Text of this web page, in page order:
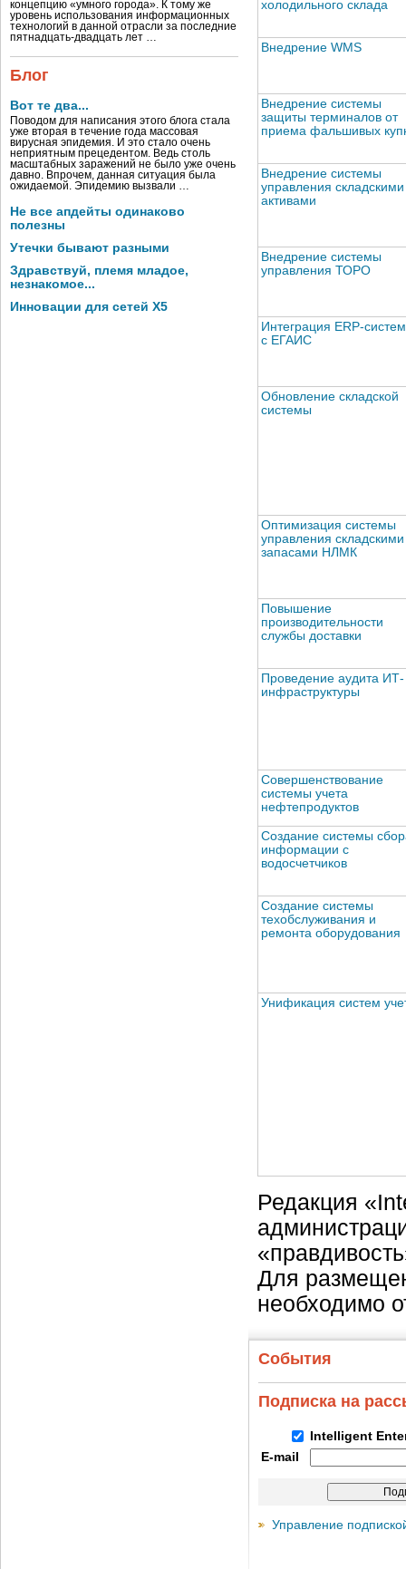
концепцию «умного города». К тому же
уровень использования информационных
технологий в данной отрасли за последние
пятнадцать-двадцать лет …
Блог
Вот те два...
Поводом для написания этого блога стала
уже вторая в течение года массовая
вирусная эпидемия. И это стало очень
неприятным прецедентом. Ведь столь
масштабных заражений не было уже очень
давно. Впрочем, данная ситуация была
ожидаемой. Эпидемию вызвали …
Не все апдейты одинаково
полезны
Утечки бывают разными
Здравствуй, племя младое,
незнакомое...
Инновации для сетей X5
холодильного склада
Внедрение WMS
Внедрение системы
защиты терминалов от
приема фальшивых
Внедрение системы
управления складскими
активами
Внедрение системы
управления ТОРО
Интеграция ERP-
с ЕГАИС
Обновление складской
системы
Оптимизация системы
управления складскими
запасами НЛМК
Повышение
производительности
службы доставки
Проведение аудита ИТ-
инфраструктуры
Совершенствование
системы учета
нефтепродуктов
Создание системы
информации с
водосчетчиков
Создание системы
техобслуживания и
ремонта оборудования
Унификация систем
Редакция
Для
необходимо
События
Подписка на
Intelligent
E-mail
Управление